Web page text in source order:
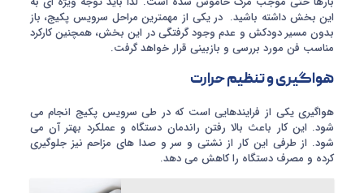
این بخش داشته باشید. در یکی از مهمترین مراحل سرویس پکیج، باز
بدون مسیر دودکش و عدم وجود گرفتگی در این بخش، همچنین کارکرد
مناسب فن مورد بررسی و بازبینی قرار خواهد گرفت.
هواگیری و تنظیم حرارت
هواگیری یکی از فرایندهایی است که در طی سرویس پکیج انجام می
شود. این کار باعث بالا رفتن راندمان دستگاه و عملکرد بهتر آن می
شود. از طرفی این کار از نشتی و سر و صدا های مزاحم نیز جلوگیری
کرده و مصرف دستگاه را کاهش می دهد.